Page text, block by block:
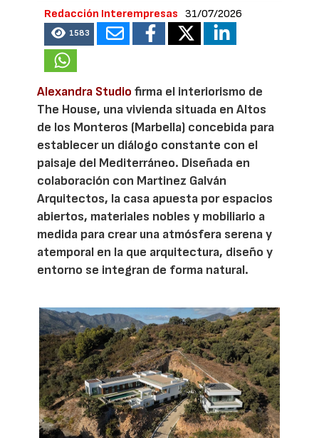
Redacción Interempresas 31/07/2026
1583
Alexandra Studio firma el interiorismo de
The House, una vivienda situada en Altos
de los Monteros (Marbella) concebida para
establecer un diálogo constante con el
paisaje del Mediterráneo. Diseñada en
colaboración con Martinez Galván
Arquitectos, la casa apuesta por espacios
abiertos, materiales nobles y mobiliario a
medida para crear una atmósfera serena y
atemporal en la que arquitectura, diseño y
entorno se integran de forma natural.